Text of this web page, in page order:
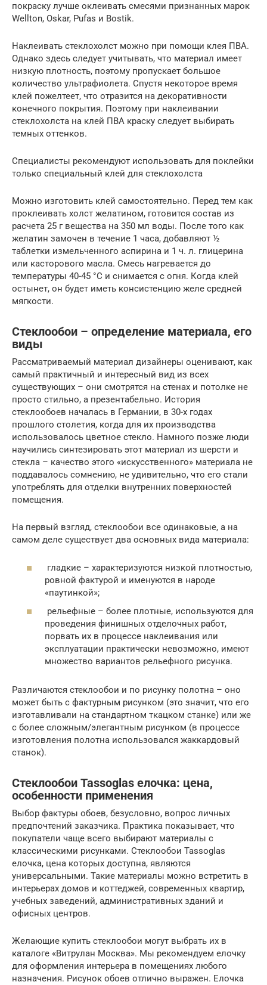
покраску лучше оклеивать смесями признанных марок
Wellton, Oskar, Pufas и Bostik.
Наклеивать стеклохолст можно при помощи клея ПВА.
Однако здесь следует учитывать, что материал имеет
низкую плотность, поэтому пропускает большое
количество ультрафиолета. Спустя некоторое время
клей пожелтеет, что отразится на декоративности
конечного покрытия. Поэтому при наклеивании
стеклохолста на клей ПВА краску следует выбирать
темных оттенков.
Специалисты рекомендуют использовать для поклейки
только специальный клей для стеклохолста
Можно изготовить клей самостоятельно. Перед тем как
проклеивать холст желатином, готовится состав из
расчета 25 г вещества на 350 мл воды. После того как
желатин замочен в течение 1 часа, добавляют ½
таблетки измельченного аспирина и 1 ч. л. глицерина
или касторового масла. Смесь нагревается до
температуры 40-45 °С и снимается с огня. Когда клей
остынет, он будет иметь консистенцию желе средней
мягкости.
Стеклообои – определение материала, его
виды
Рассматриваемый материал дизайнеры оценивают, как
самый практичный и интересный вид из всех
существующих – они смотрятся на стенах и потолке не
просто стильно, а презентабельно. История
стеклообоев началась в Германии, в 30-х годах
прошлого столетия, когда для их производства
использовалось цветное стекло. Намного позже люди
научились синтезировать этот материал из шерсти и
стекла – качество этого «искусственного» материала не
поддавалось сомнению, не удивительно, что его стали
употреблять для отделки внутренних поверхностей
помещения.
На первый взгляд, стеклообои все одинаковые, а на
самом деле существует два основных вида материала:
гладкие – характеризуются низкой плотностью,
ровной фактурой и именуются в народе
«паутинкой»;
рельефные – более плотные, используются для
проведения финишных отделочных работ,
порвать их в процессе наклеивания или
эксплуатации практически невозможно, имеют
множество вариантов рельефного рисунка.
Различаются стеклообои и по рисунку полотна – оно
может быть с фактурным рисунком (это значит, что его
изготавливали на стандартном ткацком станке) или же
с более сложным/элегантным рисунком (в процессе
изготовления полотна использовался жаккардовый
станок).
Стеклообои Tassoglas елочка: цена,
особенности применения
Выбор фактуры обоев, безусловно, вопрос личных
предпочтений заказчика. Практика показывает, что
покупатели чаще всего выбирают материалы с
классическими рисунками. Стеклообои Tassoglas
елочка, цена которых доступна, являются
универсальными. Такие материалы можно встретить в
интерьерах домов и коттеджей, современных квартир,
учебных заведений, административных зданий и
офисных центров.
Желающие купить стеклообои могут выбрать их в
каталоге «Витрулан Москва». Мы рекомендуем елочку
для оформления интерьера в помещениях любого
назначения. Рисунок обоев отлично выражен. Елочка